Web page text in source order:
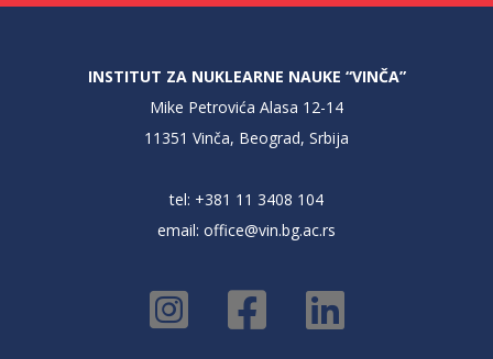
INSTITUT ZA NUKLEARNE NAUKE “VINČA”
Mike Petrovića Alasa 12-14
11351 Vinča, Beograd, Srbija
tel: +381 11 3408 104
email: office@vin.bg.ac.rs